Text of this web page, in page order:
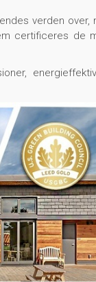
verden over,
certificeres de